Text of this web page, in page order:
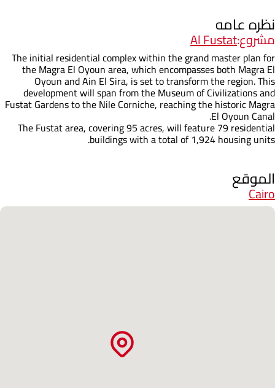
نظره عامه
مشروع:Al Fustat
The initial residential complex within the grand master plan for
the Magra El Oyoun area, which encompasses both Magra El
Oyoun and Ain El Sira, is set to transform the region. This
development will span from the Museum of Civilizations and
Fustat Gardens to the Nile Corniche, reaching the historic Magra
El Oyoun Canal.
The Fustat area, covering 95 acres, will feature 79 residential
buildings with a total of 1,924 housing units.
الموقع
Cairo